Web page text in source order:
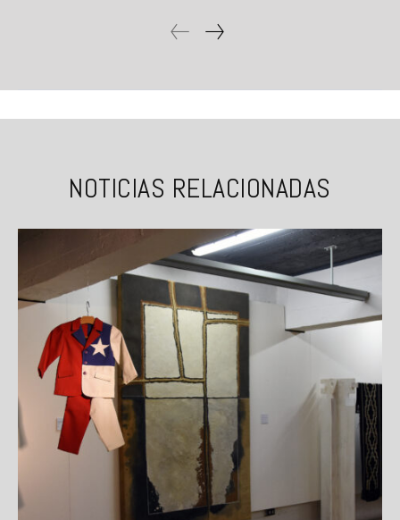
NOTICIAS RELACIONADAS